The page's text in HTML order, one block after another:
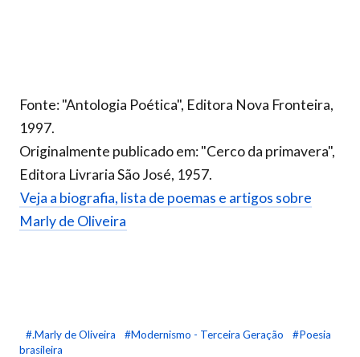
Fonte: "Antologia Poética", Editora Nova Fronteira,
1997.
Originalmente publicado em: "Cerco da primavera",
Editora Livraria São José, 1957.
Veja a biografia, lista de poemas e artigos sobre
Marly de Oliveira
#.Marly de Oliveira #Modernismo - Terceira Geração
#Poesia
brasileira